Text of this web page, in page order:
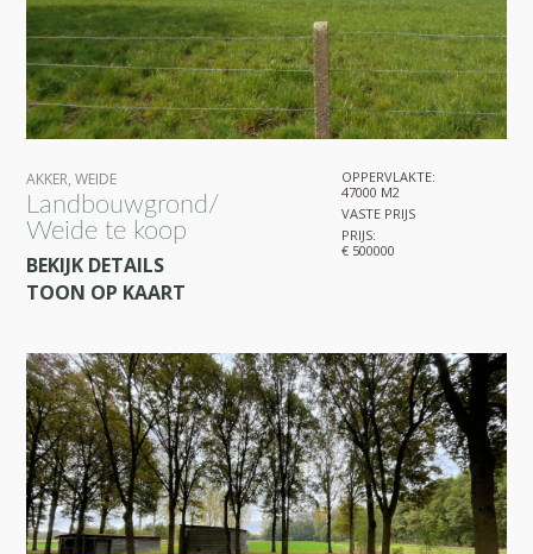
AKKER,WEIDE
Landbouwgrond/
Weide te koop
BEKIJK DETAILS
TOON OP KAART
OPPERVLAKTE:
47000 M2
VASTE PRIJS
PRIJS:
€ 500000